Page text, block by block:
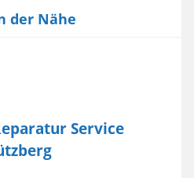
der Nähe
Service